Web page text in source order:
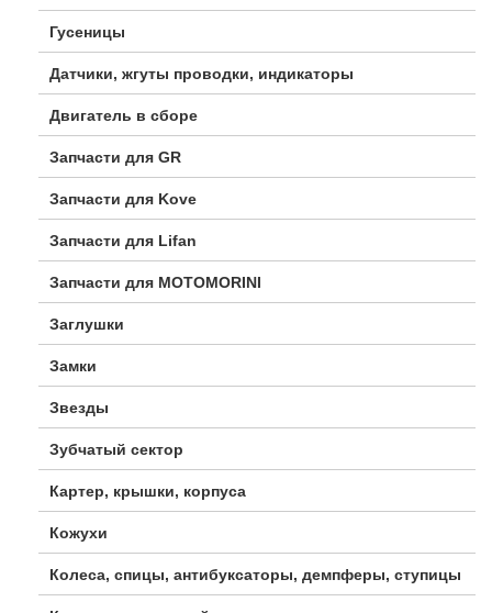
Гусеницы
Датчики, жгуты проводки, индикаторы
Двигатель в сборе
Запчасти для GR
Запчасти для Kove
Запчасти для Lifan
Запчасти для MOTOMORINI
Заглушки
Замки
Звезды
Зубчатый сектор
Картер, крышки, корпуса
Кожухи
Колеса, спицы, антибуксаторы, демпферы, ступицы